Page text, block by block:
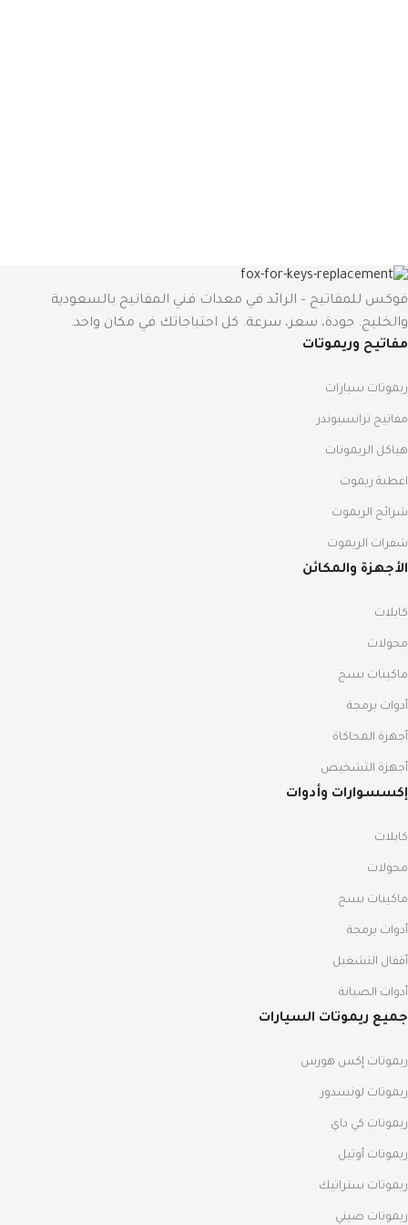
فوكس للمفاتيح – الرائد في معدات فني المفاتيح بالسعودية
والخليج. جودة، سعر، سرعة. كل احتياجاتك في مكان واحد.
مفاتيح وريموتات
ريموتات سيارات
مفاتيح ترانسبوندر
هياكل الريموتات
اغطية ريموت
شرائح الريموت
شفرات الريموت
الأجهزة والمكائن
كابلات
محولات
ماكينات نسخ
أدوات برمجة
أجهزة المحاكاة
أجهزة التشخيص
إكسسوارات وأدوات
كابلات
محولات
ماكينات نسخ
أدوات برمجة
أقفال التشغيل
أدوات الصيانة
جميع ريموتات السيارات
ريموتات إكس هورس
ريموتات لونسدور
ريموتات كي داي
ريموتات أوتيل
ريموتات ستراتيك
ريموتات صيني